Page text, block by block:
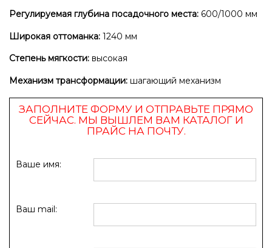
Регулируемая глубина посадочного места: 600/1000 мм
Широкая оттоманка: 1240 мм
Степень мягкости: высокая
Механизм трансформации: шагающий механизм
ЗАПОЛНИТЕ ФОРМУ И ОТПРАВЬТЕ ПРЯМО
СЕЙЧАС. МЫ ВЫШЛЕМ ВАМ КАТАЛОГ И
ПРАЙС НА ПОЧТУ.
Ваше имя:
Ваш mail: